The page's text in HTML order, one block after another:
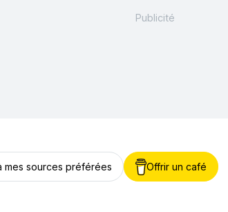
mes sources préférées Offrir un café